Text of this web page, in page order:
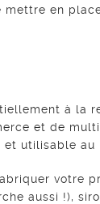
en
à la
et de
utilisable au
votre
aussi !),